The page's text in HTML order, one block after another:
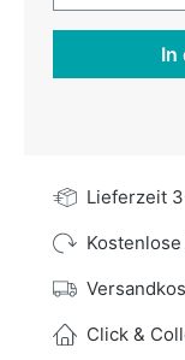
In
Lieferzeit
Click &